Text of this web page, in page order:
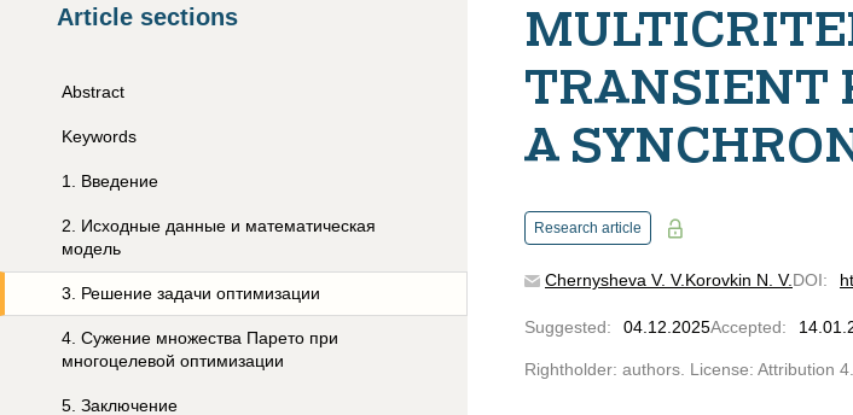
Article sections
Abstract
Keywords
1 Введение
2
Исходные данные и математическая
модель
3 Решение задачи оптимизации
4 Сужение множества Парето при
многоцелевой оптимизации
5 Заключение
TRANSIENT
A
Research article
Chernysheva V. V.Korovkin N. V.DOI:
Suggested: 04.12.2025Accepted:
Rightholder: authors. License: Attribution